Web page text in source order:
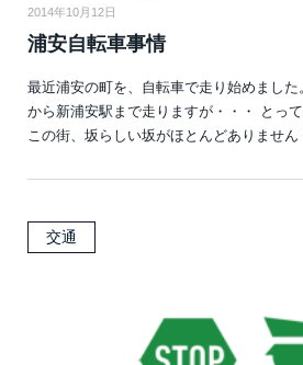
2014年10月12日
浦安自転車事情
最近浦安の町を、自転車で走り始めました
から新浦安駅まで走りますが・・・ とっ
この街、坂らしい坂がほとんどありませ
交通